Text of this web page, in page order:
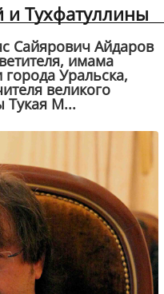
и Тухфатуллины
Сайярович Айдаров
имама
Уральска,
великого
Тукая М...